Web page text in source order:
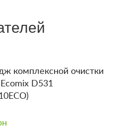
комплексной очистки
D531